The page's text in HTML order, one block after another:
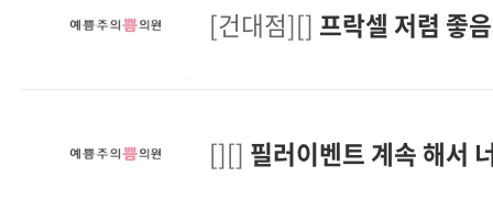
[건대점][] 프락셀 저렴 좋음
[][] 필러이벤트 계속 해서